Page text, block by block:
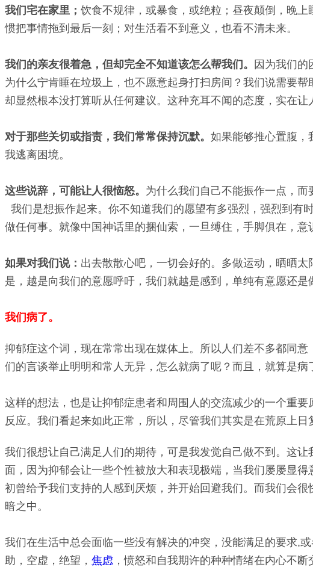
我们宅在家里； 饮食不规律，或暴食，或绝粒；昼夜颠倒，晚
惯把事情拖到最后一刻；对生活看不到意义，也看不清未来。
我们的亲友很着急，但却完全不知道该怎么帮我们。
因为我们的
为什么宁肯睡在垃圾上，也不愿意起身打扫房间？我们说需要
却显然根本没打算听从任何建议。这种充耳不闻的态度，实在让
对于那些关切或指责，我们常常保持沉默。 如果能够推心置腹，
我逃离困境。
这些说辞，可能让人很恼怒。 为什么我们自己不能振作一点，
我们是想振作起来。你不知道我们的愿望有多强烈，强烈到有
做任何事。就像中国神话里的捆仙索，一旦缚住，手脚俱在，意
如果对我们说： 出去散散心吧，一切会好的。多做运动，晒晒
是，越是向我们的意愿呼吁，我们就越是感到，单纯有意愿还
我们病了。
抑郁症这个词，现在常常出现在媒体上。所以人们差不多都同
们的言谈举止明明和常人无异，怎么就病了呢？而且，就算是病
这样的想法，也是让抑郁症患者和周围人的交流减少的一个重
反应。我们看起来如此正常，所以，尽管我们其实是在荒原上
我们很想让自己满足人们的期待，可是我发觉自己做不到。这
面，因为抑郁会让一些个性被放大和表现极端，当我们屡屡显
初曾给予我们支持的人感到厌烦，并开始回避我们。而我们会
暗之中。
我们在生活中总会面临一些没有解决的冲突，没能满足的要求,
助，空虚，绝望， 焦虑 ，愤怒和自我期许的种种情绪在内心不